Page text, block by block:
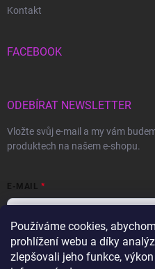
Používáme cookies,
prohlížení webu a díky
zlepšovali jeho funkce,
Kontakt
FACEBOOK
ODEBÍRAT NEWSLETTER
Vložte svůj e-mail a my vám
produktech na našem e-shopu.
E-MAIL
Vložením e-mailu souhlasíte s